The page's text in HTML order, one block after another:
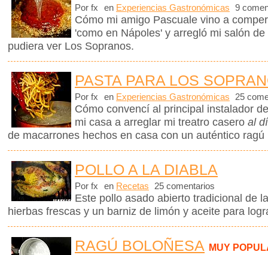
Por fx en Experiencias Gastronómicas 9
Cómo mi amigo Pascuale vino a
'como en Nápoles' y arregló mi salón
pudiera ver Los Sopranos.
PASTA PARA LOS
Por fx en Experiencias Gastronómicas 25
Cómo convencí al principal instalador
mi casa a arreglar mi treatro casero al
de macarrones hechos en casa con un auténtico ragú
POLLO A LA DIABLA
Por fx en Recetas 25 comentarios
Este pollo asado abierto tradicional de
hierbas frescas y un barniz de limón y aceite para
RAGÚ BOLOÑESA MUY